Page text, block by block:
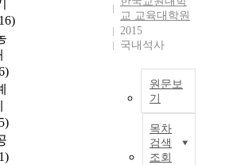
교 교육대학원
2015
국내석사
원문보
기
목차
검색
조회